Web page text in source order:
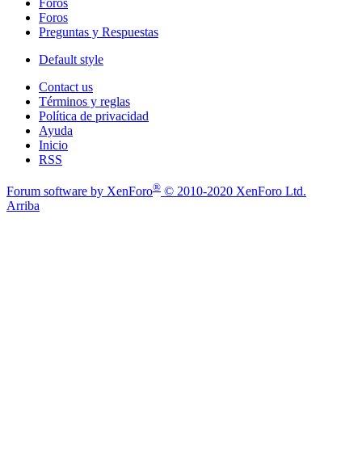
Foros
Foros
Preguntas y Respuestas
Default style
Contact us
Términos y reglas
Política de privacidad
Ayuda
Inicio
RSS
Forum software by XenForo® © 2010-2020 XenForo Ltd.
Arriba